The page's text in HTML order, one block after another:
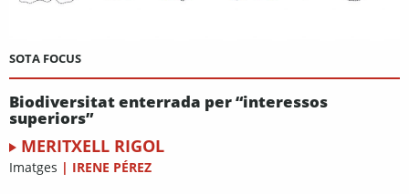
SOTA FOCUS
Biodiversitat enterrada per “interessos
superiors”
MERITXELL RIGOL
Imatges | IRENE PÉREZ